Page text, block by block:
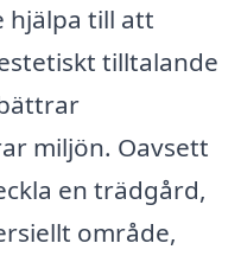
hjälpa till att
tilltalande
miljön. Oavsett
en trädgård,
område,